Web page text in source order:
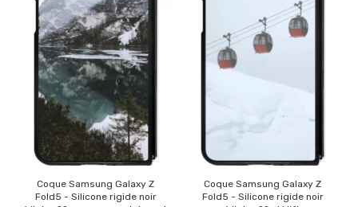
Coque Samsung Galaxy Z
Fold5 - Silicone rigide noir
Coque Samsung Galaxy Z
Fold5 - Silicone rigide noir